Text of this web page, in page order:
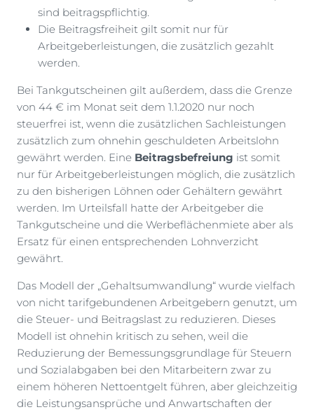
sind beitragspflichtig.
Die Beitragsfreiheit gilt somit nur für
Arbeitgeberleistungen, die zusätzlich gezahlt
werden.
Bei Tankgutscheinen gilt außerdem, dass die Grenze
von 44 € im Monat seit dem 1.1.2020 nur noch
steuerfrei ist, wenn die zusätzlichen Sachleistungen
zusätzlich zum ohnehin geschuldeten Arbeitslohn
gewährt werden. Eine Beitragsbefreiung ist somit
nur für Arbeitgeberleistungen möglich, die zusätzlich
zu den bisherigen Löhnen oder Gehältern gewährt
werden. Im Urteilsfall hatte der Arbeitgeber die
Tankgutscheine und die Werbeflächenmiete aber als
Ersatz für einen entsprechenden Lohnverzicht
gewährt.
Das Modell der „Gehaltsumwandlung“ wurde vielfach
von nicht tarifgebundenen Arbeitgebern genutzt, um
die Steuer- und Beitragslast zu reduzieren. Dieses
Modell ist ohnehin kritisch zu sehen, weil die
Reduzierung der Bemessungsgrundlage für Steuern
und Sozialabgaben bei den Mitarbeitern zwar zu
einem höheren Nettoentgelt führen, aber gleichzeitig
die Leistungsansprüche und Anwartschaften der